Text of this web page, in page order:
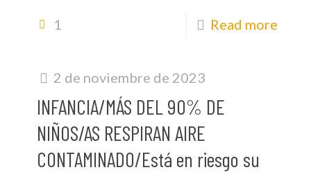
1 Read more
2 de noviembre de 2023
INFANCIA/MÁS DEL 90% DE
NIÑOS/AS RESPIRAN AIRE
CONTAMINADO/Está en riesgo su